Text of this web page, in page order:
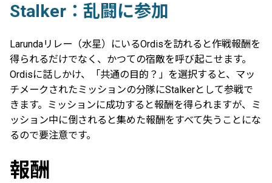
Stalker：乱闘に参加
Larundaリレー（水星）にいるOrdisを訪れると作戦報酬を
得られるだけでなく、かつての宿敵を呼び起こせます。
Ordisに話しかけ、「共通の目的？」を選択すると、マッ
チメークされたミッションの分隊にStalkerとして参戦で
きます。ミッションに成功すると報酬を得られますが、ミ
ッション中に倒されると集めた報酬をすべて失うことにな
るので要注意です。
報酬